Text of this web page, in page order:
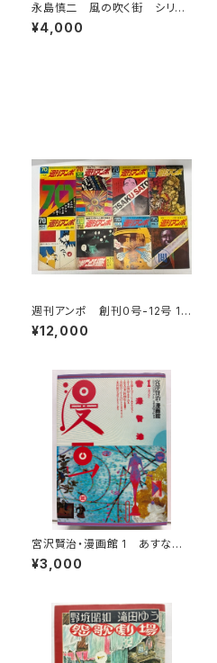
永島慎二 風の吹く街 シリー
ズ青いカモメSIDE4 限定番号
0646 1976年 函 青林堂
¥4,000
週刊アンポ 創刊０号-12号 13
冊 小田実 1970年 アンポ
社
¥12,000
宮沢賢治・漫画館 1 あすなひ
ろし 水木しげる 永島慎二 スズ
キコージ たむらしげる 1985
¥3,000